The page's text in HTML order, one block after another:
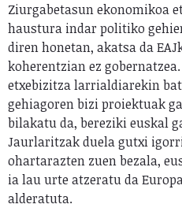
Ziurgabetasun ekonomikoa
haustura indar politiko
diren honetan, akatsa da
koherentzian ez
etxebizitza larrialdiarekin
gehiagoren bizi proiektuak
bilakatu da, bereziki euskal
Jaurlaritzak duela gutxi
ohartarazten zuen bezala,
ia lau urte atzeratu da
alderatuta.